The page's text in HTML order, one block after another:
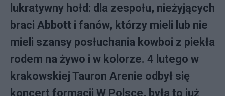
lukratywny hołd: dla zespołu, nieżyjących
braci Abbott i fanów, którzy mieli lub nie
mieli szansy posłuchania kowboi z piekła
rodem na żywo i w kolorze. 4 lutego w
krakowskiej Tauron Arenie odbył się
koncert formacji W Polsce, była to już